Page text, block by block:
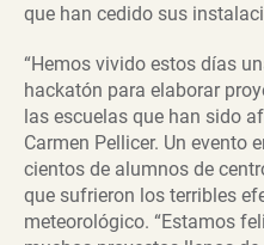
que han cedido sus
“Hemos vivido estos días
hackatón para elaborar
las escuelas que han sido
Carmen Pellicer. Un evento
cientos de alumnos de
que sufrieron los terribles
meteorológico. “Estamos